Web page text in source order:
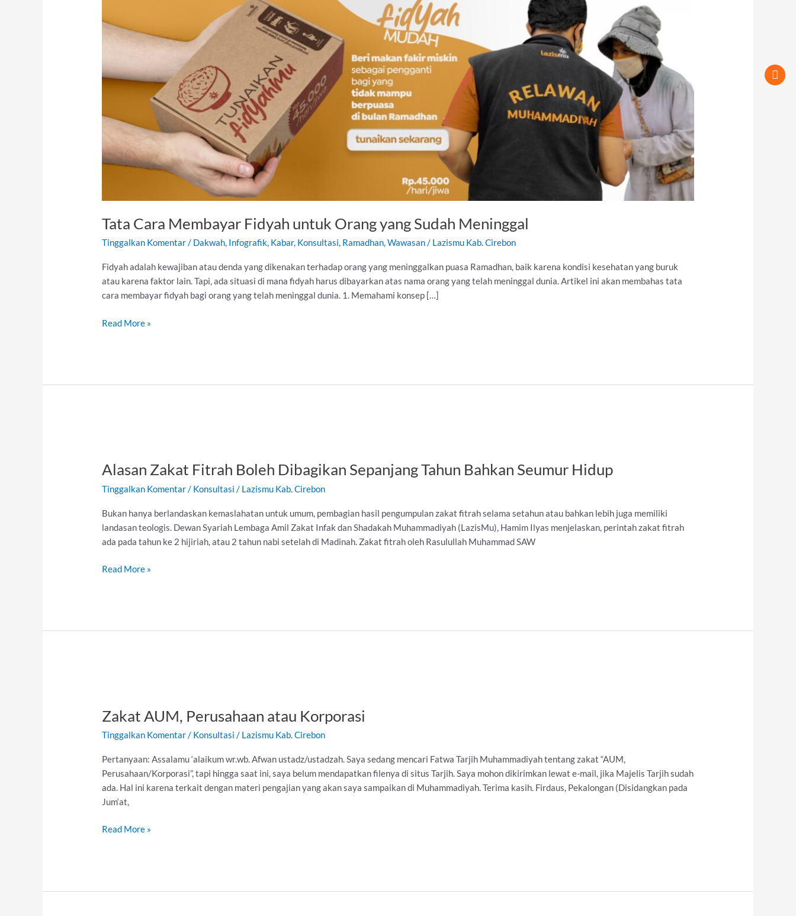
Tata Cara Membayar Fidyah untuk Orang yang Sudah Meninggal
Tinggalkan Komentar/ Dakwah, Infografik, Kabar, Konsultasi, Ramadhan,Wawasan/ Lazismu Kab. Cirebon
Fidyah adalah kewajiban atau denda yang dikenakan terhadap orang yang meninggalkan puasa Ramadhan, baik karena kondisi kesehatan yang buruk
atau karena faktor lain. Tapi, ada situasi di mana fidyah harus dibayarkan atas nama orang yang telah meninggal dunia. Artikel ini akan membahas tata
cara membayar fidyah bagi orang yang telah meninggal dunia. 1. Memahami konsep […]
Membayar
Fidyah
Orang
yang
Read More »
Alasan Zakat Fitrah Boleh Dibagikan Sepanjang Tahun Bahkan Seumur Hidup
Tinggalkan Komentar / Konsultasi / Lazismu Kab. Cirebon
Bukan hanya berlandaskan kemaslahatan untuk umum, pembagian hasil pengumpulan zakat fitrah selama setahun atau bahkan lebih juga memiliki
landasan teologis. Dewan Syariah Lembaga Amil Zakat Infak dan Shadakah Muhammadiyah (LazisMu), Hamim Ilyas menjelaskan, perintah zakat fitrah
ada pada tahun ke 2 hijiriah, atau 2 tahun nabi setelah di Madinah. Zakat fitrah oleh Rasulullah Muhammad SAW
Fitrah
Dibagikan
Sepanjang
Tahun
Bahkan
Hidup
Read More »
Zakat AUM, Perusahaan atau Korporasi
Tinggalkan Komentar/ Konsultasi / Lazismu Kab. Cirebon
Pertanyaan: Assalamu ‘alaikum wr.wb. Afwan ustadz/ustadzah. Saya sedang mencari Fatwa Tarjih Muhammadiyah tentang zakat “AUM,
Perusahaan/Korporasi”, tapi hingga saat ini, saya belum mendapatkan filenya di situs Tarjih. Saya mohon dikirimkan lewat e-mail, jika Majelis Tarjih sudah
ada. Hal ini karena terkait dengan materi pengajian yang akan saya sampaikan di Muhammadiyah. Terima kasih. Firdaus, Pekalongan (Disidangkan pada
Jum‘at,
Perusahaan
Korporasi
Read More »